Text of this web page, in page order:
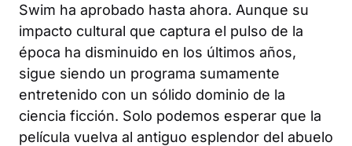
Swim ha aprobado hasta ahora. Aunque su
impacto cultural que captura el pulso de la
época ha disminuido en los últimos años,
sigue siendo un programa sumamente
entretenido con un sólido dominio de la
ciencia ficción. Solo podemos esperar que la
película vuelva al antiguo esplendor del abuelo